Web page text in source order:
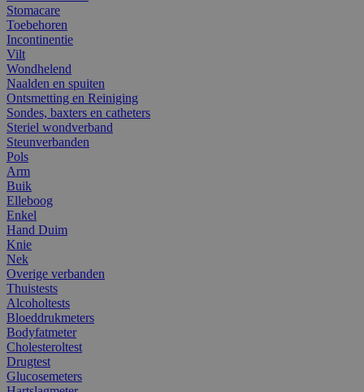
Stomacare
Toebehoren
Incontinentie
Vilt
Wondhelend
Naalden en spuiten
Ontsmetting en Reiniging
Sondes, baxters en catheters
Steriel wondverband
Steunverbanden
Pols
Arm
Buik
Elleboog
Enkel
Hand Duim
Knie
Nek
Overige verbanden
Thuistests
Alcoholtests
Bloeddrukmeters
Bodyfatmeter
Cholesteroltest
Drugtest
Glucosemeters